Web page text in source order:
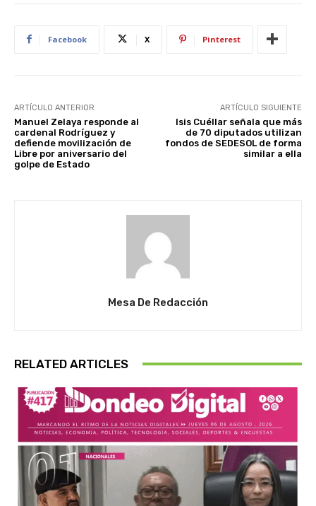
Facebook X Pinterest
ARTÍCULO ANTERIOR
Manuel Zelaya responde al
cardenal Rodríguez y
defiende movilización de
Libre por aniversario del
golpe de Estado
ARTÍCULO SIGUIENTE
Isis Cuéllar señala que más
de 70 diputados utilizan
fondos de SEDESOL de forma
similar a ella
Mesa De Redacción
RELATED ARTICLES